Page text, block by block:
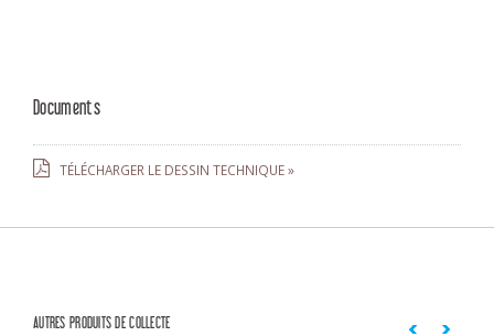
Documents
TÉLÉCHARGER LE DESSIN TECHNIQUE »
AUTRES PRODUITS DE COLLECTE